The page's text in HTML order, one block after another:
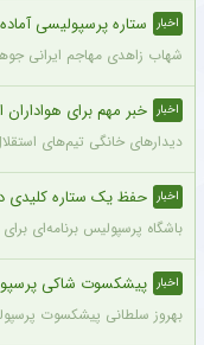
اخبار ستاره پرسپولیسی آماده
شهاب زاهدی مهاجم ایرانی جوهور دارالتعظیم یکی از ۱۱ نفر
اخبار خبر مهم برای هواداران
دیدارهای خانگی تیم‌های
اخبار حفظ یک ستاره کلیدی
باشگاه پرسپولیس برنامه‌ای
اخبار پیشکسوت شاکی
بهروز سلطانی پیشکسوت پرسپولیس گفت : اگر لازم باشد، مطمئن باشید با ۵۰ نفر از پیشکسوتان پرسپولیس